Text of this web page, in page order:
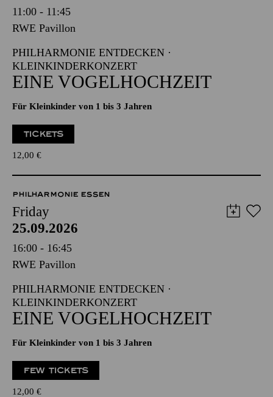
11:00 - 11:45
RWE Pavillon
PHILHARMONIE ENTDECKEN ·
KLEINKINDERKONZERT
EINE VOGELHOCHZEIT
Für Kleinkinder von 1 bis 3 Jahren
TICKETS
12,00 €
PHILHARMONIE ESSEN
Friday
25.09.2026
16:00 - 16:45
RWE Pavillon
PHILHARMONIE ENTDECKEN ·
KLEINKINDERKONZERT
EINE VOGELHOCHZEIT
Für Kleinkinder von 1 bis 3 Jahren
FEW TICKETS
12,00 €